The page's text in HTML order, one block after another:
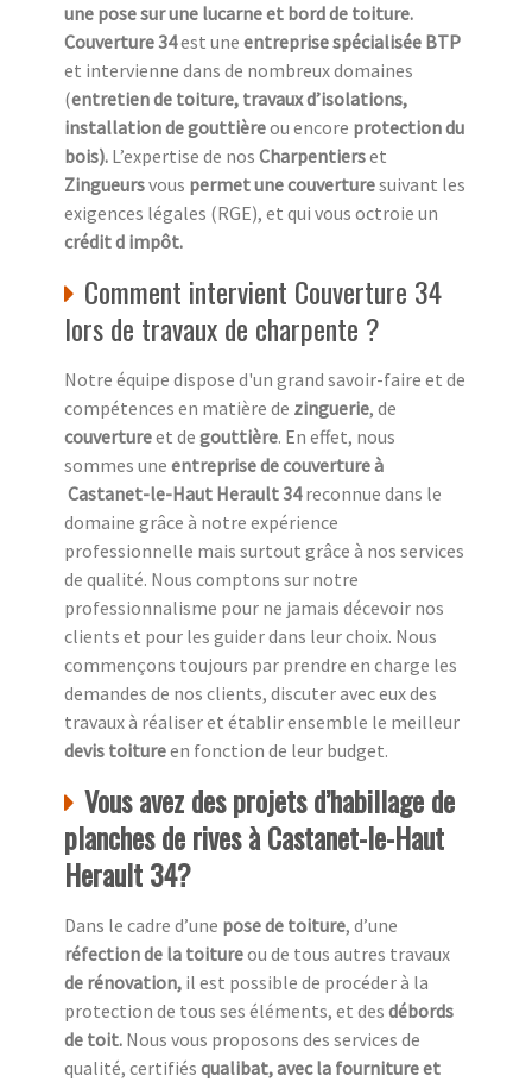
une pose sur une lucarne et bord de toiture.
Couverture 34est une entreprise spécialisée BTP
et intervienne dans de nombreux domaines
(entretien de toiture, travaux d’isolations,
installation de gouttièreou encore protection du
bois). L’expertise de nos Charpentierset
Zingueursvous permet une couverturesuivant les
exigences légales (RGE), et qui vous octroie un
crédit d impôt.
Comment intervient Couverture 34
lors de travaux de charpente ?
Notre équipe dispose d'un grand savoir-faire et de
compétences en matière de zinguerie, de
couvertureet de gouttière. En effet, nous
sommes une entreprise de couverture à
Castanet-le-Haut Herault 34reconnue dans le
domaine grâce à notre expérience
professionnelle mais surtout grâce à nos services
de qualité. Nous comptons sur notre
professionnalisme pour ne jamais décevoir nos
clients et pour les guider dans leur choix. Nous
commençons toujours par prendre en charge les
demandes de nos clients, discuter avec eux des
travaux à réaliser et établir ensemble le meilleur
devis toitureen fonction de leur budget.
Vous avez des projets d’habillage de
planches de rives à Castanet-le-Haut
Herault 34?
Dans le cadre d’une pose de toiture, d’une
réfection de la toitureou de tous autres travaux
de rénovation, il est possible de procéder à la
protection de tous ses éléments, et des débords
de toit. Nous vous proposons des services de
qualité, certifiés qualibat, avec la fourniture et